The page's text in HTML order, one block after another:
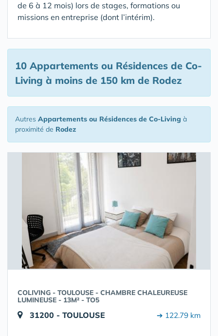
de 6 à 12 mois) lors de stages, formations ou
missions en entreprise (dont l’intérim).
10 Appartements ou Résidences de Co-
Living à moins de 150 km de Rodez
Autres Appartements ou Résidences de Co-Living à
proximité de Rodez
COLIVING - TOULOUSE - CHAMBRE CHALEUREUSE
LUMINEUSE - 13M² - TO5
31200 - TOULOUSE ➔ 122.79 km